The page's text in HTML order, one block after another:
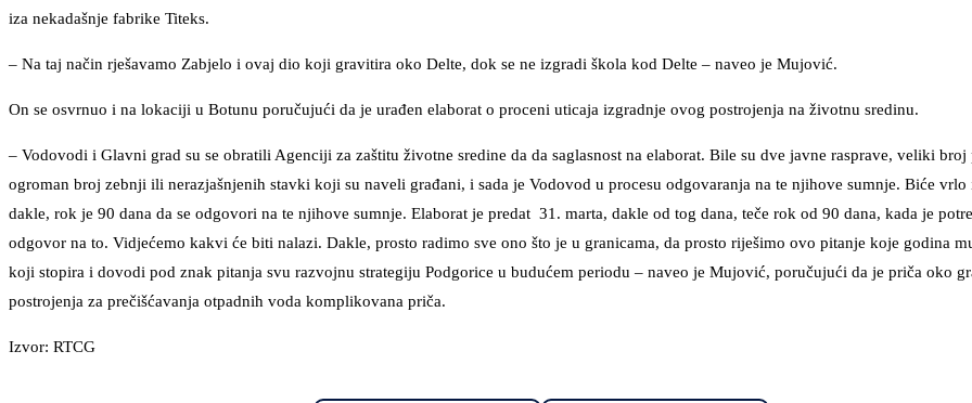
iza nekadašnje fabrike Titeks.
– Na taj način rješavamo Zabjelo i ovaj dio koji gravitira oko Delte, dok se ne izgradi škola kod Delte – naveo je Mujović.
On se osvrnuo i na lokaciji u Botunu poručujući da je urađen elaborat o proceni uticaja izgradnje ovog postrojenja na životnu sredinu.
– Vodovodi i Glavni grad su se obratili Agenciji za zaštitu životne sredine da da saglasnost na elaborat. Bile su dve javne rasprave, veliki broj
ogroman broj zebnji ili nerazjašnjenih stavki koji su naveli građani, i sada je Vodovod u procesu odgovaranja na te njihove sumnje. Biće vrlo
dakle, rok je 90 dana da se odgovori na te njihove sumnje. Elaborat je predat 31. marta, dakle od tog dana, teče rok od 90 dana, kada je
odgovor na to. Vidjećemo kakvi će biti nalazi. Dakle, prosto radimo sve ono što je u granicama, da prosto riješimo ovo pitanje koje godina
koji stopira i dovodi pod znak pitanja svu razvojnu strategiju Podgorice u budućem periodu – naveo je Mujović, poručujući da je priča oko
postrojenja za prečišćavanja otpadnih voda komplikovana priča.
Izvor: RTCG